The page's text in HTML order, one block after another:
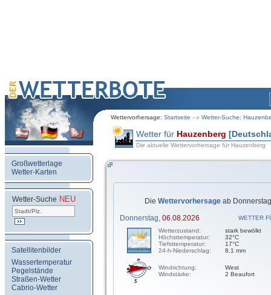
Wettervorhersage: Startseite Wetter-Suche:
Großwetterlage
Wetter-Karten
Wetter-Suche NEU
Satellitenbilder
Wassertemperatur
Pegelstände
Straßen-Wetter
Cabrio-Wetter
Wetter für Hauzenberg
Die aktuelle Wettervorhersage für Hauzenberg
Die Wettervorhersage ab
Donnerstag, 06.08.2026
WETTER
Wetterzustand:
Höchsttemperatur:
Tiefsttemperatur:
24-h-Niederschlag:
stark bewölkt
32°C
17°C
8.1 mm
Windrichtung:
Windstärke:
West
2 Beaufort